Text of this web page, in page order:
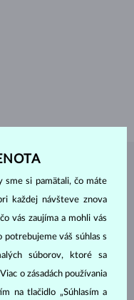
sme si pamätali, čo máte
každej návšteve znova
vás zaujíma a mohli vás
váš súhlas s
súborov, ktoré sa
o zásadách používania
na tlačidlo „Súhlasím a